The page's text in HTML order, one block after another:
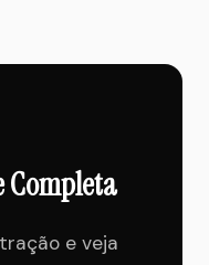
Completa
e veja